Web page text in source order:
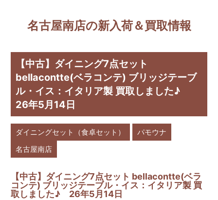
名古屋南店の新入荷＆買取情報
【中古】ダイニング7点セット
bellacontte(ベラコンテ) ブリッジテーブ
ル・イス：イタリア製 買取しました♪
26年5月14日
ダイニングセット（食卓セット）
パモウナ
名古屋南店
【中古】ダイニング7点セット bellacontte(ベラ
コンテ) ブリッジテーブル・イス：イタリア製 買
取しました♪ 26年5月14日